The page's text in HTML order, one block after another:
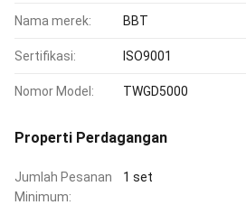
Nama merek: BBT
Sertifikasi: ISO9001
Nomor Model: TWGD5000
Properti Perdagangan
Jumlah Pesanan
Minimum:
1 set